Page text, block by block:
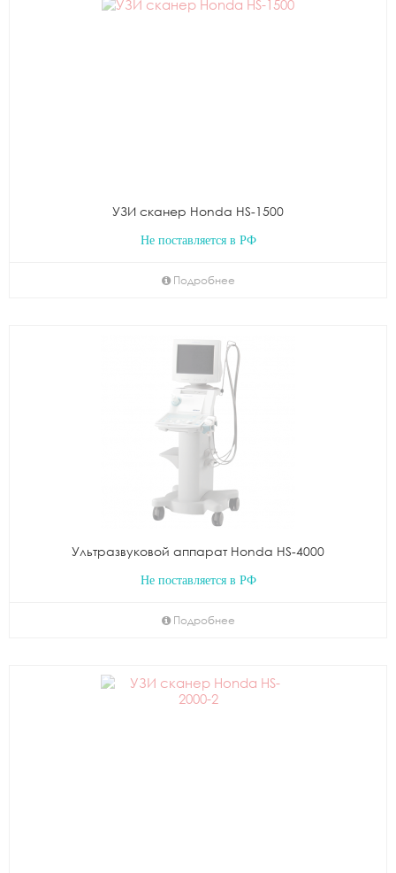
УЗИ сканер Honda HS-1500
Не поставляется в РФ
Подробнее
Ультразвуковой аппарат Honda HS-4000
Не поставляется в РФ
Подробнее